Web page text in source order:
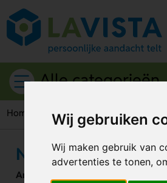
Wij gebruiken
Wij maken gebruik van
advertenties te tonen,
Alle categorieën
Home Overige Houten klompjes
Nijntje klomp
Artikelnummer: